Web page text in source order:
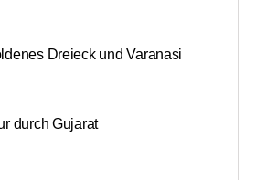
Dreieck und Varanasi
durch Gujarat